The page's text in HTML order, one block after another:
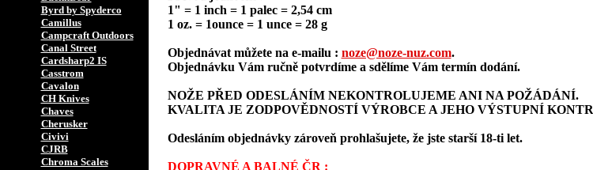
Byrd by Spyderco
Camillus
Campcraft Outdoors
Canal Street
Cardsharp2 IS
Casstrom
Cavalon
CH Knives
Chaves
Cherusker
Civivi
CJRB
Chroma Scales
1" = 1 inch = 1 palec = 2,54 cm
1 oz. = 1ounce = 1 unce = 28 g
Objednávat můžete na e-mailu : noze@noze-nuz.com.
Objednávku Vám ručně potvrdíme a sdělíme Vám termín dodání.
NOŽE PŘED ODESLÁNÍM NEKONTROLUJEME ANI NA POŽÁDÁNÍ.
KVALITA JE ZODPOVĚDNOSTÍ VÝROBCE A JEHO VÝSTUPNÍ
Odesláním objednávky zároveň prohlašujete, že jste starší 18-ti let.
DOPRAVNÉ A BALNÉ ČR :